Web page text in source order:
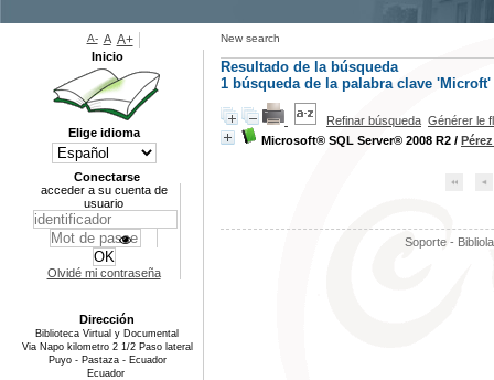
New search
Resultado de la búsqueda
1 búsqueda de la palabra clave 'Microft'
Refinar búsqueda Générer le
Microsoft® SQL Server® 2008 R2 /
Soporte -
A- A A+
Inicio
Elige idioma
Conectarse
acceder a su cuenta de
usuario
Olvidé mi contraseña
Dirección
Biblioteca Virtual y Documental
Via Napo kilometro 2 1/2 Paso lateral
Puyo - Pastaza - Ecuador
Ecuador